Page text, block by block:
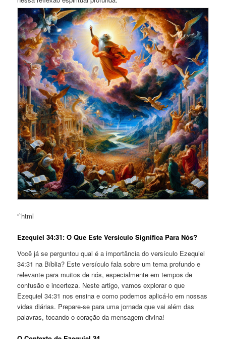
“`html
Ezequiel 34:31: O Que Este Versículo Significa Para Nós?
Você já se perguntou qual é a importância do versículo Ezequiel
34:31 na Bíblia? Este versículo fala sobre um tema profundo e
relevante para muitos de nós, especialmente em tempos de
confusão e incerteza. Neste artigo, vamos explorar o que
Ezequiel 34:31 nos ensina e como podemos aplicá-lo em nossas
vidas diárias. Prepare-se para uma jornada que vai além das
palavras, tocando o coração da mensagem divina!